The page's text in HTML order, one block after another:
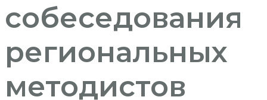
собеседования
региональных
методистов